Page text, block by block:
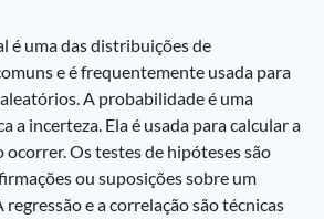
é uma das distribuições de
e é frequentemente usada para
A probabilidade é uma
a incerteza. Ela é usada para calcular a
ocorrer. Os testes de hipóteses são
ou suposições sobre um
e a correlação são técnicas